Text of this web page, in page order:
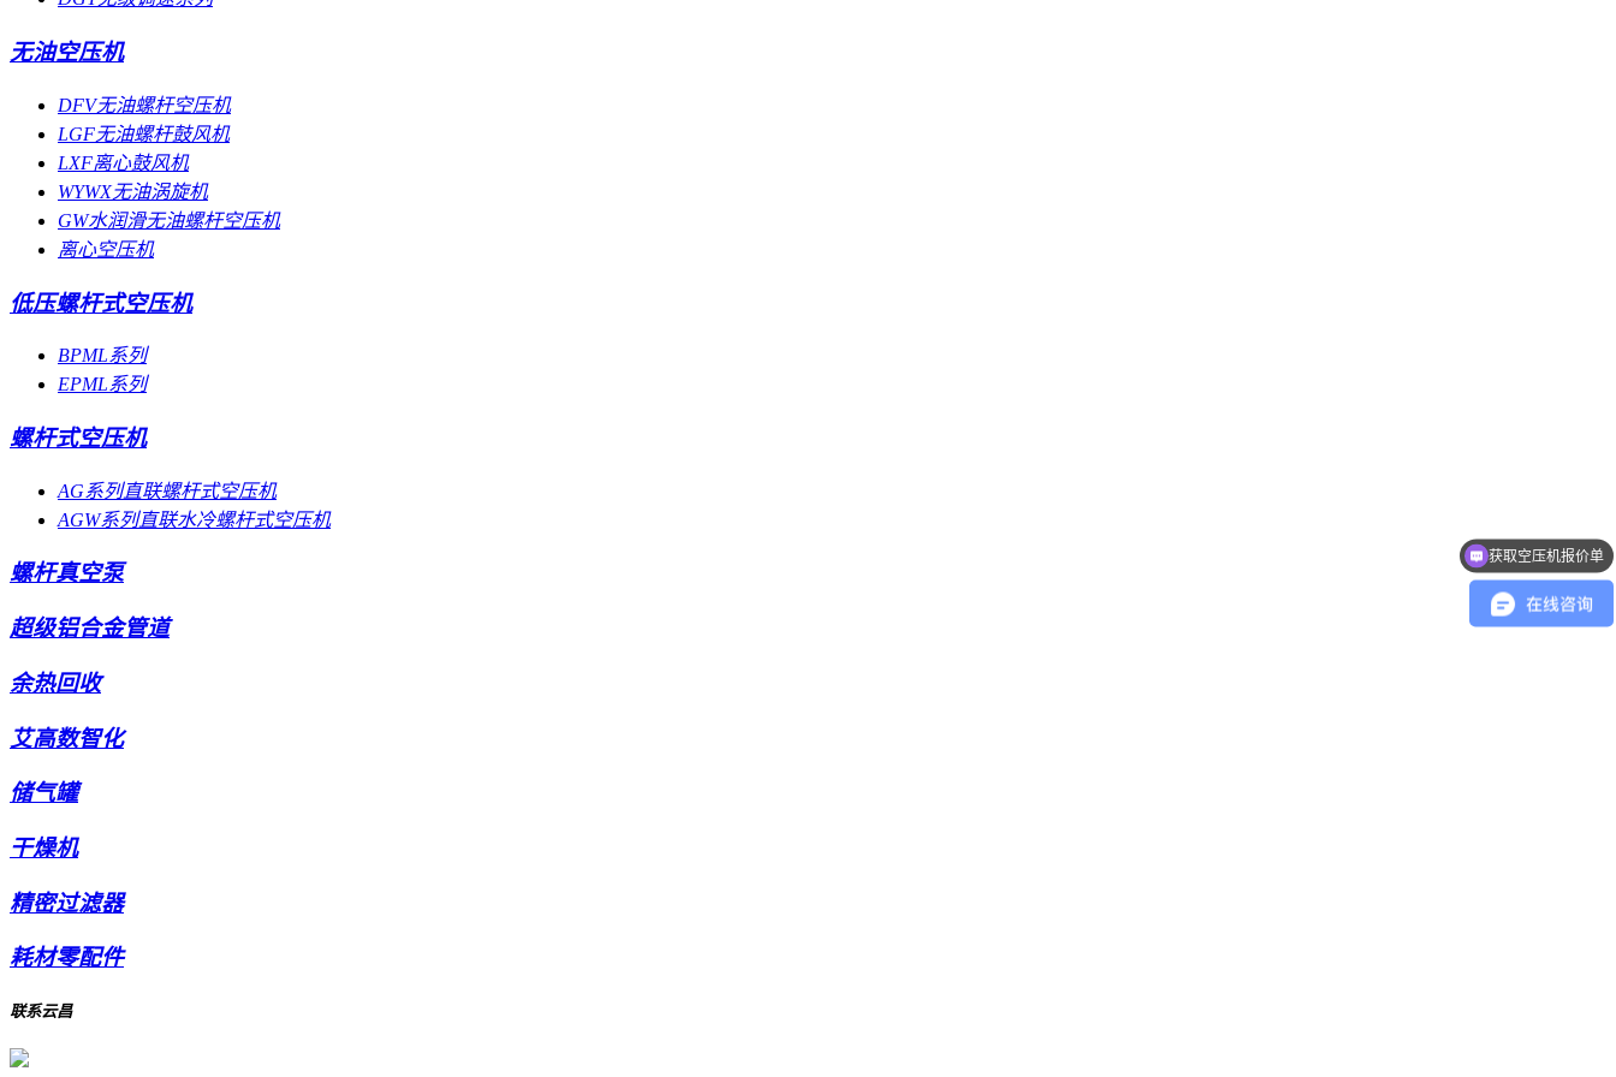
无油空压机
DFV无油螺杆空压机
LGF无油螺杆鼓风机
LXF离心鼓风机
WYWX无油涡旋机
GW水润滑无油螺杆空压机
离心空压机
低压螺杆式空压机
BPML系列
EPML系列
螺杆式空压机
AG系列直联螺杆式空压机
AGW系列直联水冷螺杆式空压机
螺杆真空泵
超级铝合金管道
余热回收
艾高数智化
储气罐
干燥机
精密过滤器
耗材零配件
联系云昌
咨询空压机参数